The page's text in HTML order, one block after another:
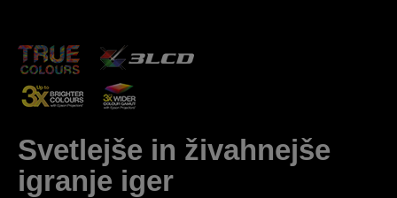
Svetlejše in živahnejše
igranje iger